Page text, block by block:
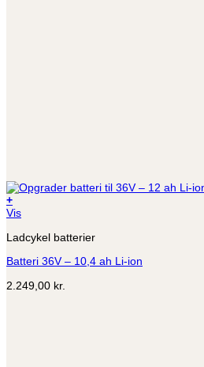
+
Vis
Ladcykel batterier
Batteri 36V – 10,4 ah Li-ion
2.249,00 kr.